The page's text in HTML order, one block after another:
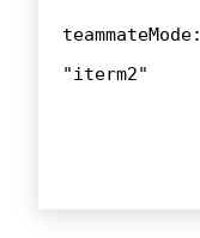
teammateMode:
"iterm2"